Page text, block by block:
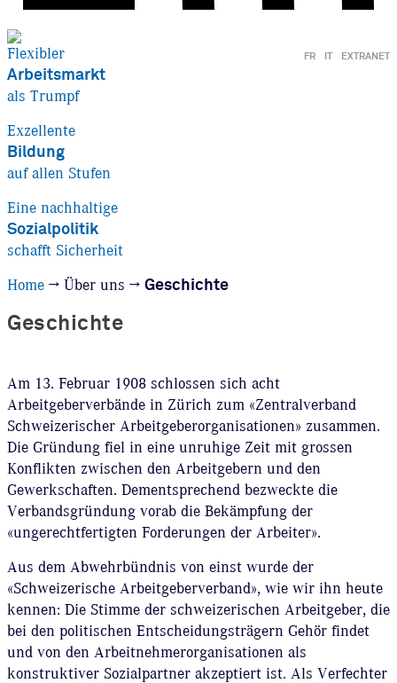
EXTRANET
FR IT
Flexibler
Arbeitsmarkt
als Trumpf
Exzellente
Bildung
auf allen Stufen
Eine nachhaltige
Sozialpolitik
schafft Sicherheit
Home → Über uns → Geschichte
Geschichte
Am 13. Februar 1908 schlossen sich acht
Arbeitgeberverbände in Zürich zum «Zentralverband
Schweizerischer Arbeitgeberorganisationen» zusammen.
Die Gründung fiel in eine unruhige Zeit mit grossen
Konflikten zwischen den Arbeitgebern und den
Gewerkschaften. Dementsprechend bezweckte die
Verbandsgründung vorab die Bekämpfung der
«ungerechtfertigten Forderungen der Arbeiter».
Aus dem Abwehrbündnis von einst wurde der
«Schweizerische Arbeitgeberverband», wie wir ihn heute
kennen: Die Stimme der schweizerischen Arbeitgeber, die
bei den politischen Entscheidungsträgern Gehör findet
und von den Arbeitnehmerorganisationen als
konstruktiver Sozialpartner akzeptiert ist. Als Verfechter